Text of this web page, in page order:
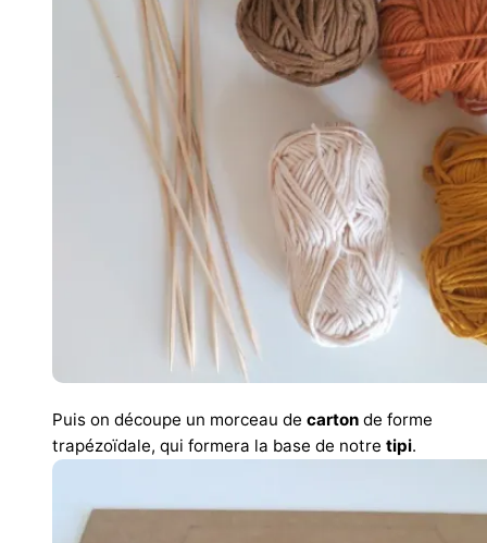
Puis on découpe un morceau de carton de forme
trapézoïdale, qui formera la base de notre tipi.